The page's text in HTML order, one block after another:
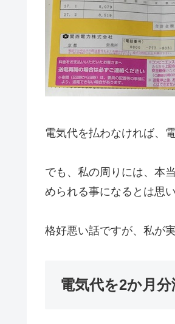
電気代を払わなければ、
でも、私の周りには、本
められる事になるとは思
格好悪い話ですが、私が
電気代を2か月